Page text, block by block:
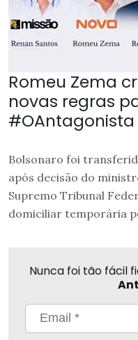
Romeu Zema
novas regras
#OAntagonista
Bolsonaro foi
após decisão do
Supremo Tribunal
domiciliar temporária
Nunca foi tão fácil